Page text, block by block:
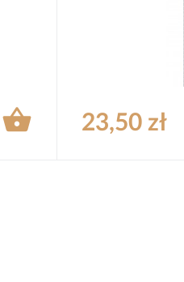
 23,50 zł